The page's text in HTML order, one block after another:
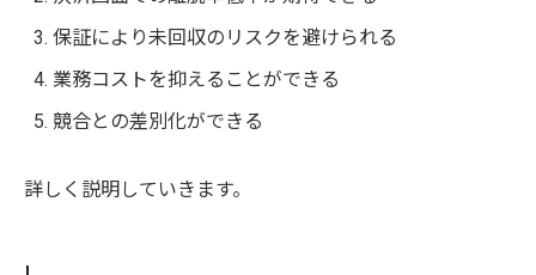
保証により未回収のリスクを避けられる
業務コストを抑えることができる
競合との差別化ができる
詳しく説明していきます。